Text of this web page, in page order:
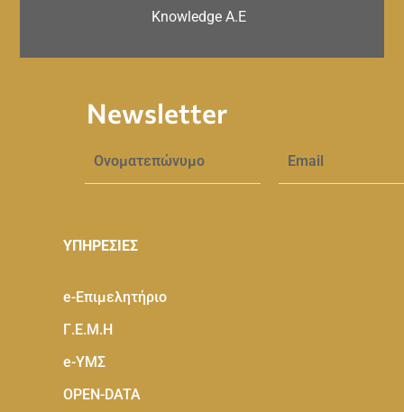
Knowledge A.E
Newsletter
ΥΠΗΡΕΣΙΕΣ
e-Eπιμελητήριο
Γ.Ε.Μ.Η
e-ΥΜΣ
OPEN-DATA